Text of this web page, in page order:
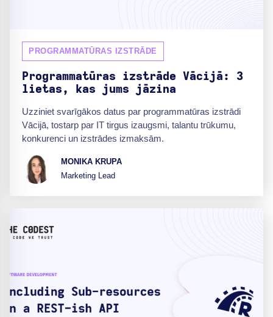
PROGRAMMATŪRAS IZSTRĀDE
Programmatūras izstrāde Vācijā: 3
lietas, kas jums jāzina
Uzziniet svarīgākos datus par programmatūras izstrādi
Vācijā, tostarp par IT tirgus izaugsmi, talantu trūkumu,
konkurenci un izstrādes izmaksām.
MONIKA KRUPA
Marketing Lead